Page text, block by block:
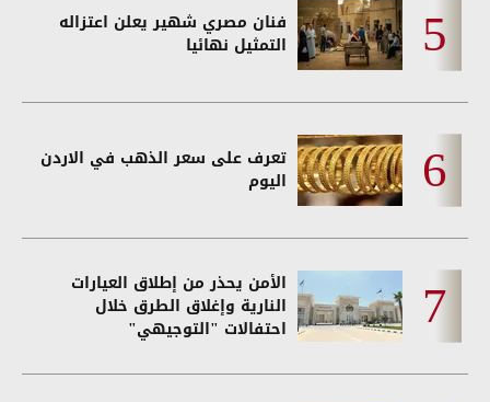
فنان مصري شهير يعلن اعتزاله
التمثيل نهائيا
تعرف على سعر الذهب في الاردن
اليوم
الأمن يحذر من إطلاق العيارات
النارية وإغلاق الطرق خلال
احتفالات "التوجيهي"